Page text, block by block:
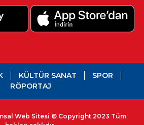
KÜLTÜR SANAT
SPOR
RÖPORTAJ
Web Sitesi © Copyright 2023 Tüm